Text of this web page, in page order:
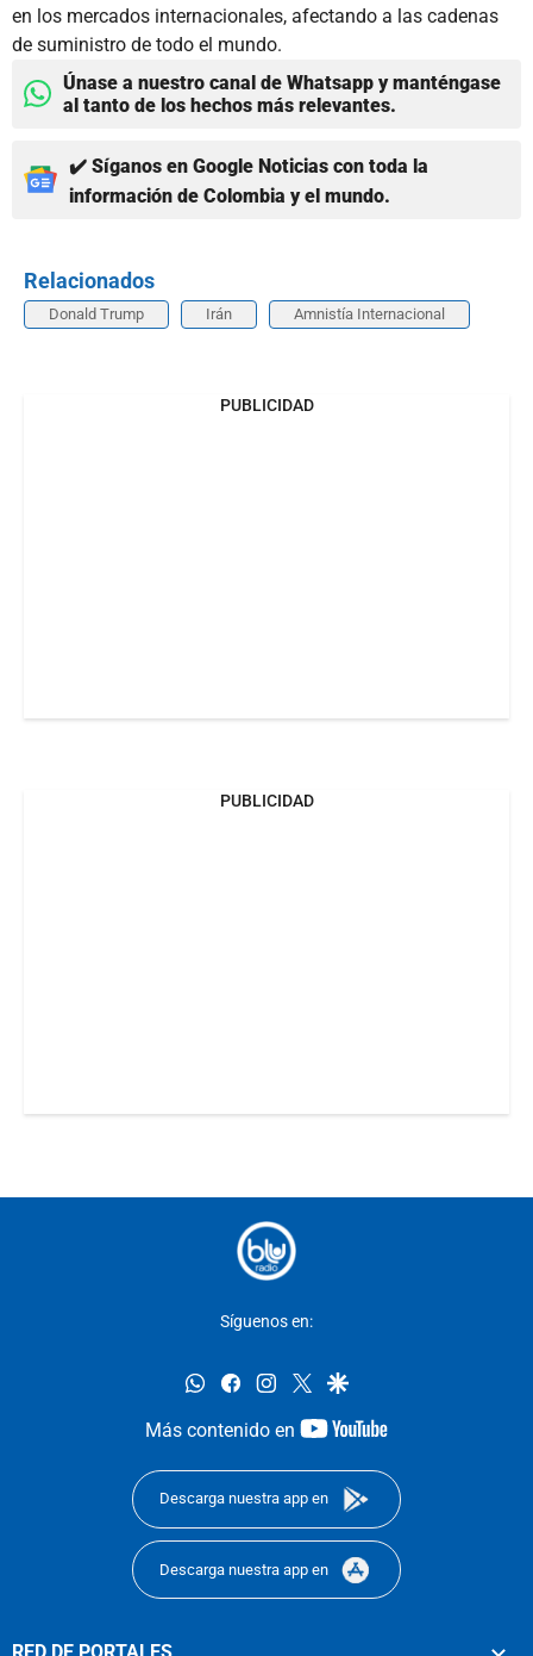
en los mercados internacionales, afectando a las cadenas
de suministro de todo el mundo.
Únase a nuestro canal de Whatsapp y manténgase
al tanto de los hechos más relevantes.
✔️ Síganos en Google Noticias con toda la
información de Colombia y el mundo.
Relacionados
Donald Trump Irán Amnistía Internacional
PUBLICIDAD
PUBLICIDAD
Síguenos en:
whatsappfacebookinstagram
twittergoogle
Más contenido en
youtube-
Descarga nuestra app en
Descarga nuestra app en